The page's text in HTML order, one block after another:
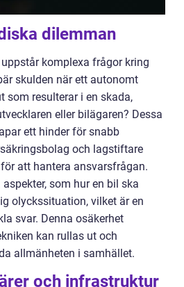
dilemman
komplexa frågor kring
skulden när ett autonomt
som resulterar i en skada,
eller bilägaren? Dessa
ett hinder för snabb
och lagstiftare
att hantera ansvarsfrågan.
som hur en bil ska
olyckssituation, vilket är en
svar. Denna osäkerhet
kan rullas ut och
allmänheten i samhället.
och infrastruktur